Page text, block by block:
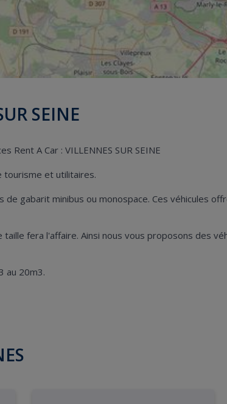
SEINE
A Car : VILLENNES SUR SEINE
tourisme et utilitaires.
de gabarit minibus ou monospace. Ces véhicules
fera l'affaire. Ainsi nous vous proposons des
au 20m3.